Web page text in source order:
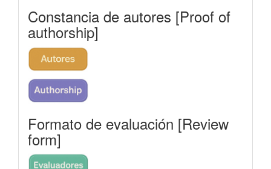
Constancia de autores [Proof of
authorship]
Formato de evaluación [Review
form]